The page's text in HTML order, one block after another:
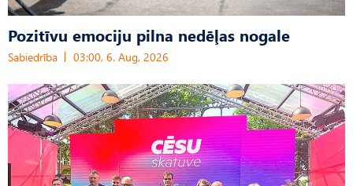
Pozitīvu emociju pilna nedēļas nogale
Sabiedrība 03:00, 6. Aug, 2026